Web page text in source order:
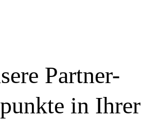
Partner-
in Ihrer